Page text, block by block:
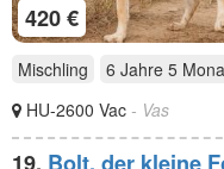
420 €
Mischling 6 Jahre 5
HU-2600 Vac - Vas
19. Bolt, der kleine